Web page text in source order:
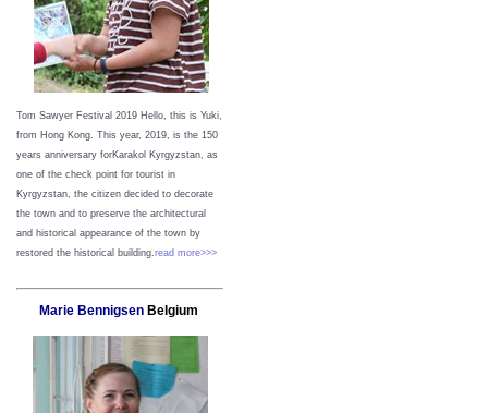
Tom Sawyer Festival 2019 Hello, this is Yuki,
from Hong Kong. This year, 2019, is the 150
years anniversary forKarakol Kyrgyzstan, as
one of the check point for tourist in
Kyrgyzstan, the citizen decided to decorate
the town and to preserve the architectural
and historical appearance of the town by
restored the historical building. read more>>>
Marie BennigsenBelgium